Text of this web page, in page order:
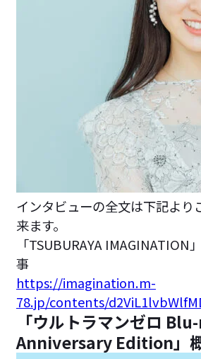
インタビューの全文は下記より
来ます。
「TSUBURAYA IMAGINATION
事
https://imagination.m-
78.jp/contents/
「ウルトラマンゼロ
Anniversary Edition」